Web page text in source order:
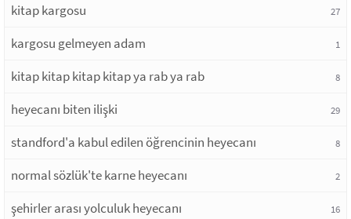
kitap kargosu 27
kargosu gelmeyen adam 1
kitap kitap kitap kitap ya rab ya rab 8
heyecanı biten ilişki 29
standford'a kabul edilen öğrencinin heyecanı 8
normal sözlük'te karne heyecanı 2
şehirler arası yolculuk heyecanı 16